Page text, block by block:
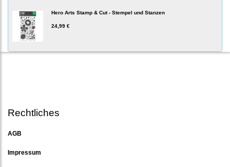
Hero Arts Stamp & Cut - Stempel und Stanzen
24,99 €
Rechtliches
AGB
Impressum